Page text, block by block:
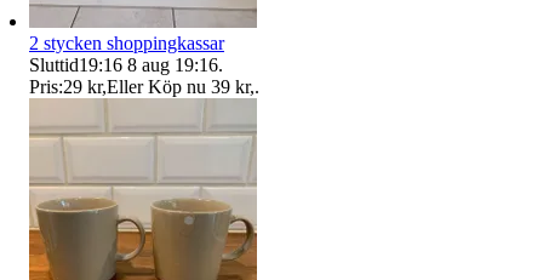
2 stycken shoppingkassar
Sluttid19:16 8 aug 19:16.
Pris:29 kr,Eller Köp nu 39 kr,.